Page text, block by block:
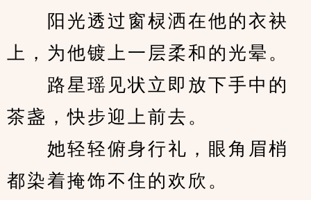
阳光透过窗棂洒在他的衣袂
上，为他镀上一层柔和的光晕。
路星瑶见状立即放下手中的
茶盏，快步迎上前去。
她轻轻俯身行礼，眼角眉梢
都染着掩饰不住的欢欣。